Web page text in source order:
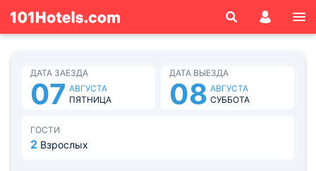
ДАТА ЗАЕЗДА
07 АВГУСТА
ПЯТНИЦА
ДАТА ВЫЕЗДА
08 АВГУСТА
СУББОТА
ГОСТИ
2 Взрослых